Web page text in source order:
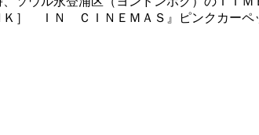
ＩＮ ＣＩＮＥＭＡＳ』ピンクカーペッ